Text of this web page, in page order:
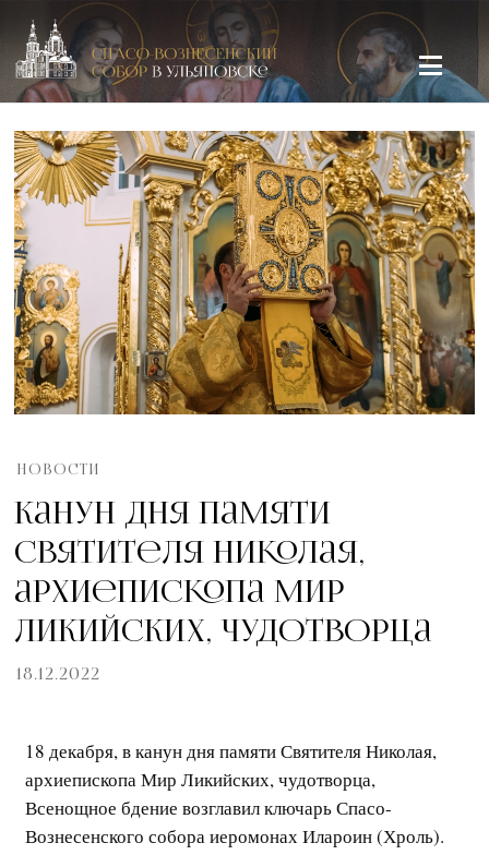
Спасо-Вознесенский кафедральный собор в Ульяновске
НОВОСТИ
Канун дня памяти
Святителя Николая,
архиепископа Мир
Ликийских, чудотворца
18.12.2022
18 декабря, в канун дня памяти Святителя Николая,
архиепископа Мир Ликийских, чудотворца,
Всенощное бдение возглавил ключарь Спасо-
Вознесенского собора иеромонах Илароин (Хроль).